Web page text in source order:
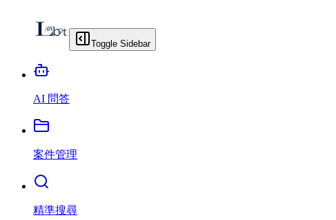
Toggle Sidebar
AI 問答
案件管理
精準搜尋